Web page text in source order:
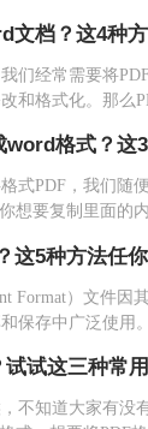
可查阅。
word怎么保留格
助你在将PDF转
档？这4种方
们经常需要将
和格式化。那么
式PDF，我们随
想要复制里面的
么电脑pdf如何转
很多人好奇的问
5种方法任你
Format）文件因
保存中广泛使用
步处理。那么pdf
的转换方法。
试这三种常
不知道大家有没